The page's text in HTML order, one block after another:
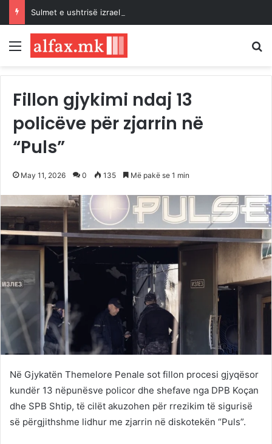
Menu
Fillon gjykimi ndaj 13
policëve për zjarrin në
“Puls”
May 11, 2026 0 135 Më pakë se 1 min
Në Gjykatën Themelore Penale sot fillon procesi gjyqësor
kundër 13 nëpunësve policor dhe shefave nga DPB Koçan
dhe SPB Shtip, të cilët akuzohen për rrezikim të sigurisë
së përgjithshme lidhur me zjarrin në diskotekën “Puls”.